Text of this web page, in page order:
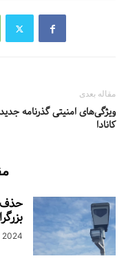
مقاله بعدی
ویژگی‌های امنیتی گذرنامه جدید
کانادا
2024